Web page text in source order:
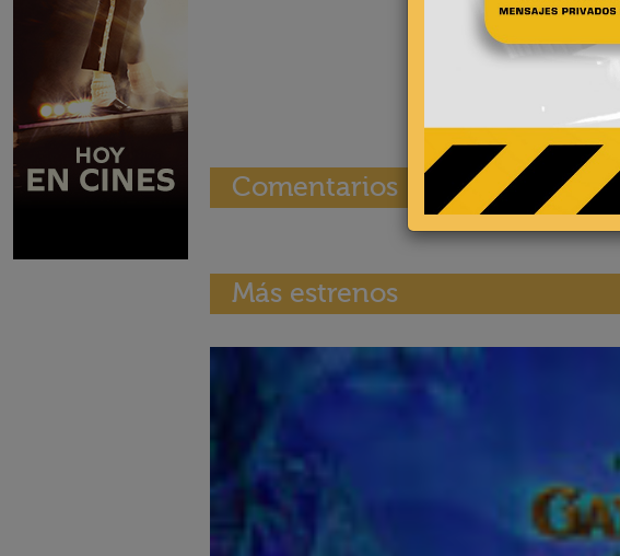
Comentarios
Más estrenos